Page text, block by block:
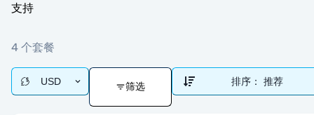
支持
4 个套餐
USD 筛选 排序： 推荐